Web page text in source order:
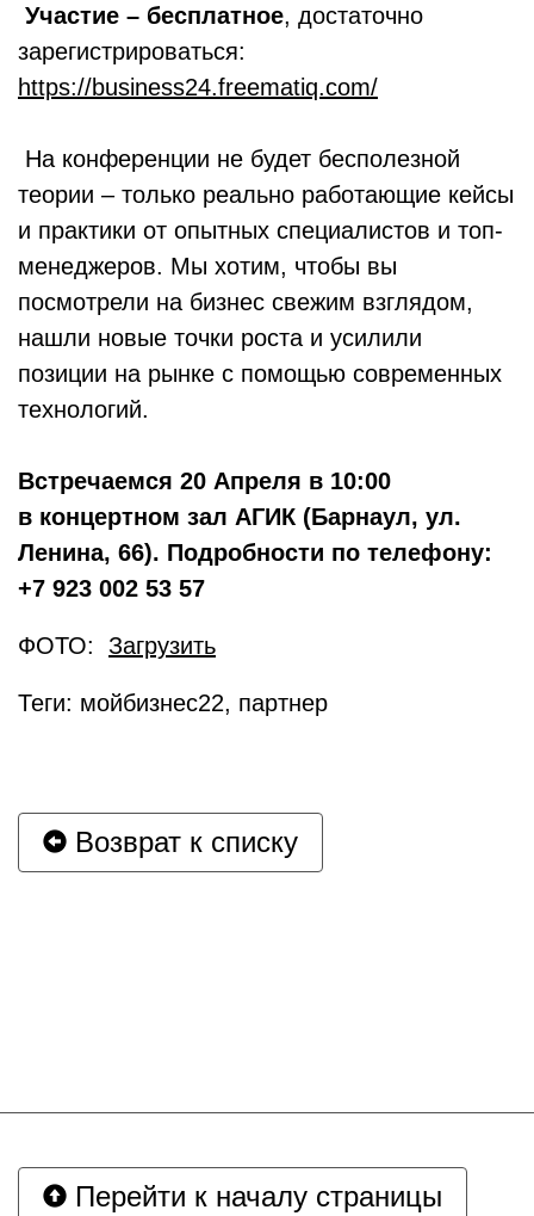
Участие – бесплатное, достаточно
зарегистрироваться:
https://business24.freematiq.com/
На конференции не будет бесполезной
теории – только реально работающие кейсы
и практики от опытных специалистов и топ-
менеджеров. Мы хотим, чтобы вы
посмотрели на бизнес свежим взглядом,
нашли новые точки роста и усилили
позиции на рынке с помощью современных
технологий.
Встречаемся 20 Апреля в 10:00
в концертном зал АГИК (Барнаул, ул.
Ленина, 66). Подробности по телефону:
+7 923 002 53 57
ФОТО: Загрузить
Теги: мойбизнес22, партнер
Возврат к списку
Перейти к началу страницы